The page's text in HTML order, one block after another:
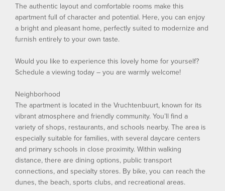
The authentic layout and comfortable rooms make this
apartment full of character and potential. Here, you can enjoy
a bright and pleasant home, perfectly suited to modernize and
furnish entirely to your own taste.
Would you like to experience this lovely home for yourself?
Schedule a viewing today – you are warmly welcome!
Neighborhood
The apartment is located in the Vruchtenbuurt, known for its
vibrant atmosphere and friendly community. You’ll find a
variety of shops, restaurants, and schools nearby. The area is
especially suitable for families, with several daycare centers
and primary schools in close proximity. Within walking
distance, there are dining options, public transport
connections, and specialty stores. By bike, you can reach the
dunes, the beach, sports clubs, and recreational areas.